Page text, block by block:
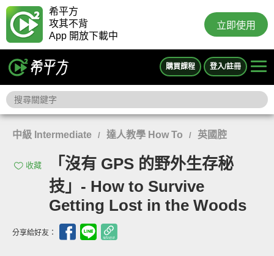
希平方
攻其不背
App 開放下載中
立即使用
購買課程 登入/註冊
中級 Intermediate / 達人教學 How To / 英國腔
收藏
「沒有 GPS 的野外生存秘
技」- How to Survive
Getting Lost in the Woods
分享給好友：